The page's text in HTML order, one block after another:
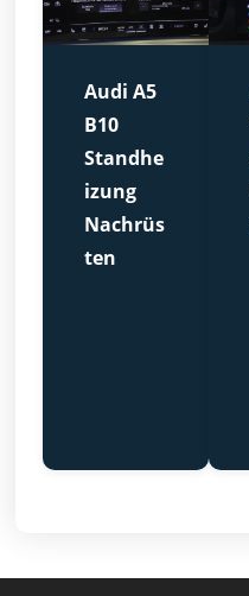
Audi A5
B10
Standhe
izung
Nachrüs
ten